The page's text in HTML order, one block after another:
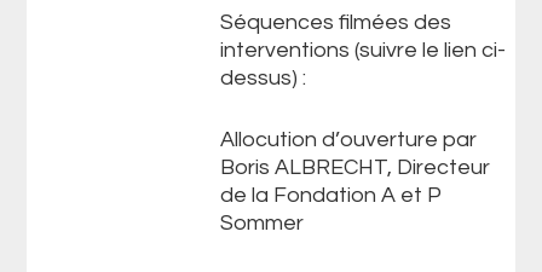
Séquences filmées des
interventions (suivre le lien ci-
dessus) :
Allocution d’ouverture par
Boris ALBRECHT, Directeur
de la Fondation A et P
Sommer